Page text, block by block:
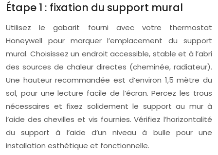
Étape 1 : fixation du support mural
Utilisez le gabarit fourni avec votre thermostat
Honeywell pour marquer l’emplacement du support
mural. Choisissez un endroit accessible, stable et à l’abri
des sources de chaleur directes (cheminée, radiateur).
Une hauteur recommandée est d’environ 1,5 mètre du
sol, pour une lecture facile de l’écran. Percez les trous
nécessaires et fixez solidement le support au mur à
l’aide des chevilles et vis fournies. Vérifiez l’horizontalité
du support à l’aide d’un niveau à bulle pour une
installation esthétique et fonctionnelle.